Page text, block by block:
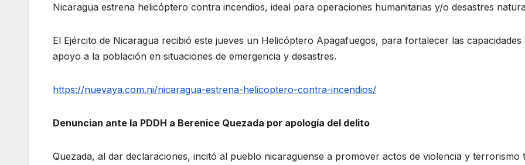
Nicaragua estrena helicóptero contra incendios, ideal para operaciones humanitarias y/o desastres
El Ejército de Nicaragua recibió este jueves un Helicóptero Apagafuegos, para fortalecer las capacidades
apoyo a la población en situaciones de emergencia y desastres.
https://nuevaya.com.ni/nicaragua-estrena-helicoptero-contra-incendios/
Denuncian ante la PDDH a Berenice Quezada por apología del delito
Quezada, al dar declaraciones, incitó al pueblo nicaragüense a promover actos de violencia y terrorismo